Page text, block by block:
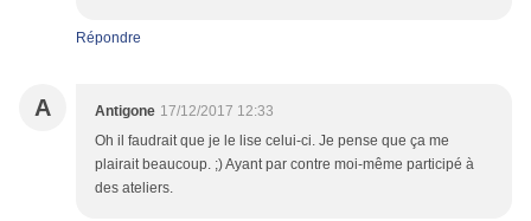
Répondre
A Antigone 17/12/2017 12:33
Oh il faudrait que je le lise celui-ci. Je pense que ça me
plairait beaucoup. ;) Ayant par contre moi-même participé à
des ateliers.